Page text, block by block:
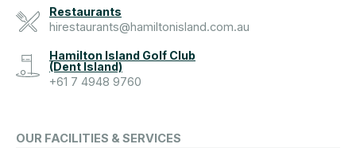
Restaurants
hirestaurants@hamiltonisland.com.au
Hamilton Island Golf Club
(Dent Island)
+61 7 4948 9760
OUR FACILITIES & SERVICES